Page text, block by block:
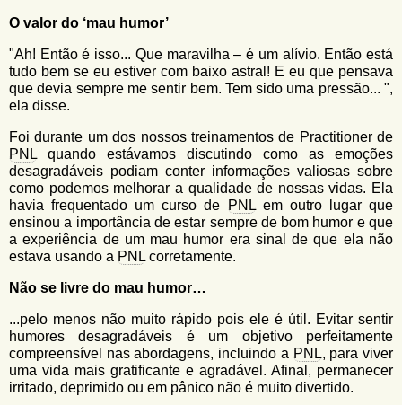
á
r
i
o
d
e
b
u
s
c
G
l
f
i
n
o
O valor do ‘mau humor’
"Ah! Então é isso... Que maravilha – é um alívio. Então está
tudo bem se eu estiver com baixo astral! E eu que pensava
que devia sempre me sentir bem. Tem sido uma pressão... ",
ela disse.
Foi durante um dos nossos treinamentos de Practitioner de
PNL quando estávamos discutindo como as emoções
desagradáveis podiam conter informações valiosas sobre
como podemos melhorar a qualidade de nossas vidas. Ela
havia frequentado um curso de
PNLem outro lugar que
ensinou a importância de estar sempre de bom humor e que
a experiência de um mau humor era sinal de que ela não
estava usando a PNL corretamente.
Não se livre do mau humor…
...pelo menos não muito rápido pois ele é útil. Evitar sentir
humores desagradáveis é um objetivo perfeitamente
compreensível nas abordagens, incluindo a PNL, para viver
uma vida mais gratificante e agradável. Afinal, permanecer
irritado, deprimido ou em pânico não é muito divertido.